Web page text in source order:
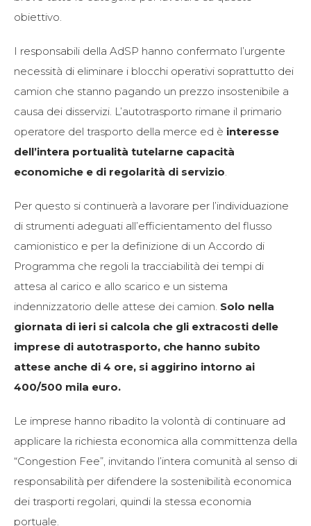
obiettivo.
I responsabili della AdSP hanno confermato l’urgente
necessità di eliminare i blocchi operativi soprattutto dei
camion che stanno pagando un prezzo insostenibile a
causa dei disservizi. L’autotrasporto rimane il primario
operatore del trasporto della merce ed è interesse
dell’intera portualità tutelarne capacità
economiche e di regolarità di servizio.
Per questo si continuerà a lavorare per l’individuazione
di strumenti adeguati all’efficientamento del flusso
camionistico e per la definizione di un Accordo di
Programma che regoli la tracciabilità dei tempi di
attesa al carico e allo scarico e un sistema
indennizzatorio delle attese dei camion. Solo nella
giornata di ieri si calcola che gli extracosti delle
imprese di autotrasporto, che hanno subito
attese anche di 4 ore, si aggirino intorno ai
400/500 mila euro.
Le imprese hanno ribadito la volontà di continuare ad
applicare la richiesta economica alla committenza della
“Congestion Fee”, invitando l’intera comunità al senso di
responsabilità per difendere la sostenibilità economica
dei trasporti regolari, quindi la stessa economia
portuale.